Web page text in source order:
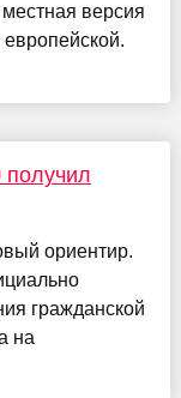
версия
получил
ориентир.
гражданской
на